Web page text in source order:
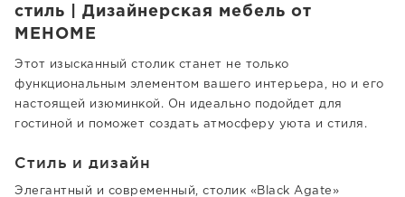
стиль | Дизайнерская мебель от
MEHOME
Этот изысканный столик станет не только
функциональным элементом вашего интерьера, но и его
настоящей изюминкой. Он идеально подойдет для
гостиной и поможет создать атмосферу уюта и стиля.
Стиль и дизайн
Элегантный и современный, столик «Black Agate»